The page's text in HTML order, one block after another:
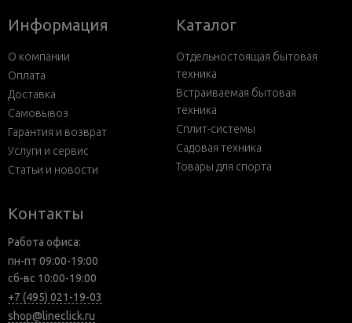
Информация
О компании
Оплата
Доставка
Самовывоз
Гарантия и возврат
Услуги и сервис
Статьи и новости
Каталог
Отдельностоящая бытовая
техника
Встраиваемая бытовая
техника
Сплит-системы
Садовая техника
Товары для спорта
Контакты
Работа офиса:
пн-пт 09:00-19:00
сб-вс 10:00-19:00
+7 (495) 021-19-03
shop@lineclick.ru